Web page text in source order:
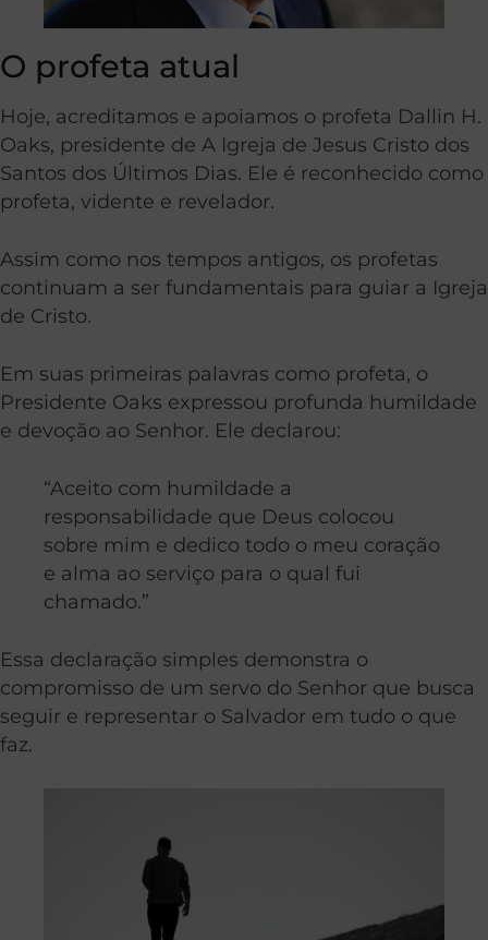
O profeta atual
Hoje, acreditamos e apoiamos o profeta Dallin H.
Oaks, presidente de A Igreja de Jesus Cristo dos
Santos dos Últimos Dias. Ele é reconhecido como
profeta, vidente e revelador.
Assim como nos tempos antigos, os profetas
continuam a ser fundamentais para guiar a Igreja
de Cristo.
Em suas primeiras palavras como profeta, o
Presidente Oaks expressou profunda humildade
e devoção ao Senhor. Ele declarou:
“Aceito com humildade a
responsabilidade que Deus colocou
sobre mim e dedico todo o meu coração
e alma ao serviço para o qual fui
chamado.”
Essa declaração simples demonstra o
compromisso de um servo do Senhor que busca
seguir e representar o Salvador em tudo o que
faz.